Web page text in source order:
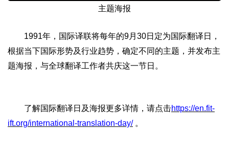
主题海报
1991年，国际译联将每年的9月30日定为国际翻译日，
根据当下国际形势及行业趋势，确定不同的主题，并发布主
题海报，与全球翻译工作者共庆这一节日。
了解国际翻译日及海报更多详情，请点击https://en.fit-
ift.org/international-translation-day/。